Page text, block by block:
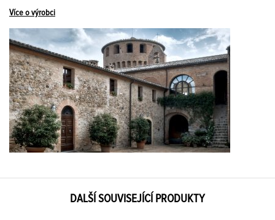
Více o výrobci
DALŠÍ SOUVISEJÍCÍ PRODUKTY